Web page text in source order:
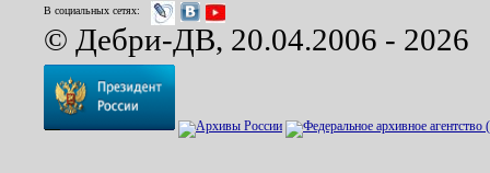
В социальных сетях:
© Дебри-ДВ, 20.04.2006 - 2026